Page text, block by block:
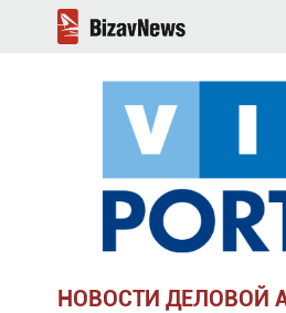
НОВОСТИ ДЕЛОВОЙ